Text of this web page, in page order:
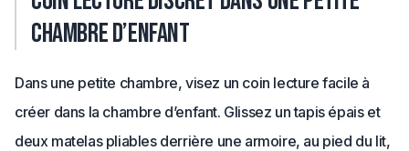
chambre d’enfant
Dans une petite chambre, visez un coin lecture facile à
créer dans la chambre d’enfant. Glissez un tapis épais et
deux matelas pliables derrière une armoire, au pied du lit,